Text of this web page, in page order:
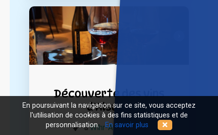
Découverte des vins
d'Alsace
àWihr-Au-Val (68)
En poursuivant la navigation sur ce site, vous acceptez
l'utilisation de cookies à des fins statistiques et de
personnalisation.En savoir plus